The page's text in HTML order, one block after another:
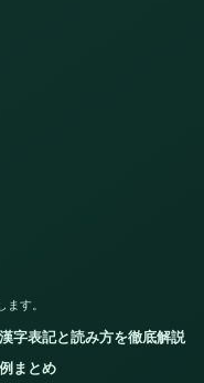
す。
字表記と読み方を徹底解説
まとめ